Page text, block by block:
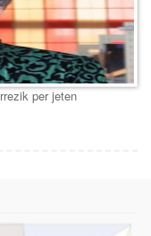
per jeten